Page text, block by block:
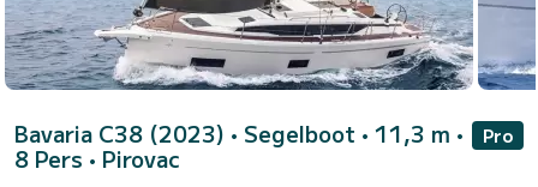
Bavaria C38 (2023) • Segelboot • 11,3 m •
8 Pers • Pirovac
Pro